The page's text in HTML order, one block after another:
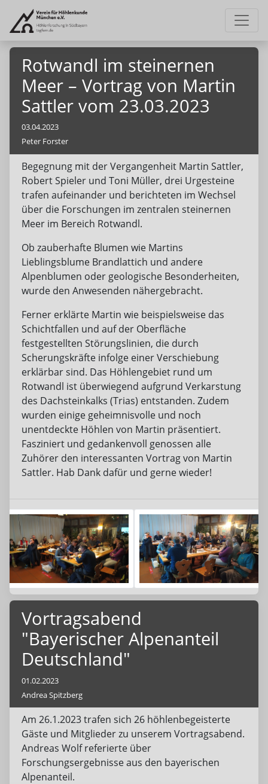
Rotwandl im steinernen
Meer – Vortrag von Martin
Sattler vom 23.03.2023
03.04.2023
Peter Forster
Begegnung mit der Vergangenheit Martin Sattler,
Robert Spieler und Toni Müller, drei Urgesteine
trafen aufeinander und berichteten im Wechsel
über die Forschungen im zentralen steinernen
Meer im Bereich Rotwandl.
Ob zauberhafte Blumen wie Martins
Lieblingsblume Brandlattich und andere
Alpenblumen oder geologische Besonderheiten,
wurde den Anwesenden nähergebracht.
Ferner erklärte Martin wie beispielsweise das
Schichtfallen und auf der Oberfläche
festgestellten Störungslinien, die durch
Scherungskräfte infolge einer Verschiebung
erklärbar sind. Das Höhlengebiet rund um
Rotwandl ist überwiegend aufgrund Verkarstung
des Dachsteinkalks (Trias) entstanden. Zudem
wurden einige geheimnisvolle und noch
unentdeckte Höhlen von Martin präsentiert.
Fasziniert und gedankenvoll genossen alle
Zuhörer den interessanten Vortrag von Martin
Sattler. Hab Dank dafür und gerne wieder!
Vortragsabend
"Bayerischer Alpenanteil
Deutschland"
01.02.2023
Andrea Spitzberg
Am 26.1.2023 trafen sich 26 höhlenbegeisterte
Gäste und Mitglieder zu unserem Vortragsabend.
Andreas Wolf referierte über
Forschungsergebnisse aus den bayerischen
Alpenanteil.